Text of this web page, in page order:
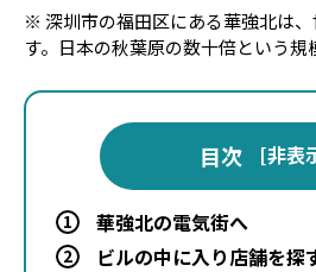
※ 深圳市の福田区にある華強北は
す。日本の秋葉原の数十倍という規
目次 [非表
1 華強北の電気街へ
2 ビルの中に入り店舗を探